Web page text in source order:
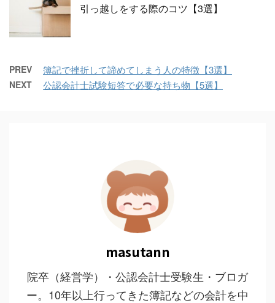
引っ越しをする際のコツ【3選】
PREV 簿記で挫折して諦めてしまう人の特徴【3選】
NEXT 公認会計士試験短答で必要な持ち物【5選】
masutann
院卒（経営学）・公認会計士受験生・ブロガ
ー。10年以上行ってきた簿記などの会計を中